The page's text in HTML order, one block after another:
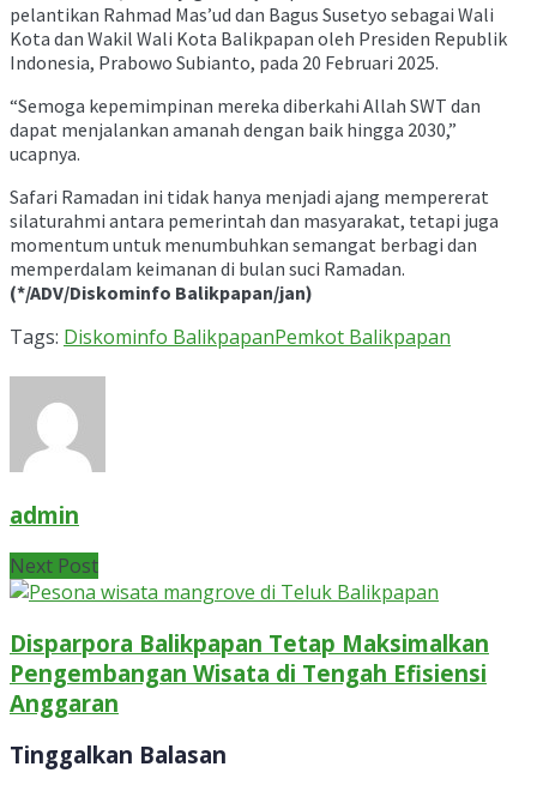
pelantikan Rahmad Mas’ud dan Bagus Susetyo sebagai Wali
Kota dan Wakil Wali Kota Balikpapan oleh Presiden Republik
Indonesia, Prabowo Subianto, pada 20 Februari 2025.
“Semoga kepemimpinan mereka diberkahi Allah SWT dan
dapat menjalankan amanah dengan baik hingga 2030,”
ucapnya.
Safari Ramadan ini tidak hanya menjadi ajang mempererat
silaturahmi antara pemerintah dan masyarakat, tetapi juga
momentum untuk menumbuhkan semangat berbagi dan
memperdalam keimanan di bulan suci Ramadan.
(*/ADV/Diskominfo Balikpapan/jan)
Tags: Diskominfo BalikpapanPemkot Balikpapan
admin
Next Post
Disparpora Balikpapan Tetap Maksimalkan
Pengembangan Wisata di Tengah Efisiensi
Anggaran
Tinggalkan Balasan